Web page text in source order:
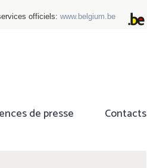
officiels: www.belgium.be
de presse Contacts